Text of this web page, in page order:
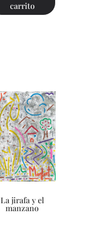
carrito
La jirafa y el
manzano